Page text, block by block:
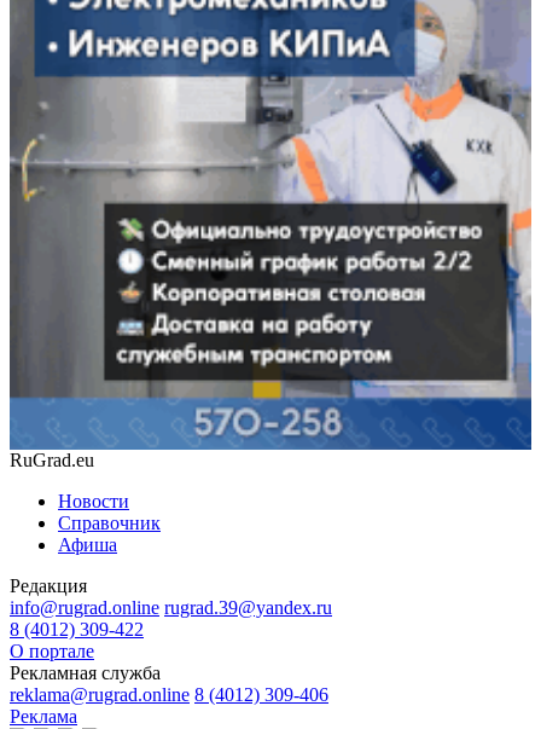
RuGrad.eu
Новости
Справочник
Афиша
Редакция
info@rugrad.online rugrad.39@yandex.ru
8 (4012) 309-422
О портале
Рекламная служба
reklama@rugrad.online 8 (4012) 309-406
Реклама